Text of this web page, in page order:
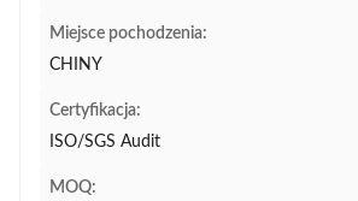
Miejsce pochodzenia:
CHINY
Certyfikacja:
ISO/SGS Audit
MOQ: